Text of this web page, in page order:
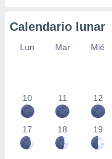
Calendario lunar
Lun Mar Mié
10 11 12
17 18 19